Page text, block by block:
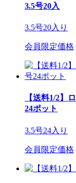
3.5号20入
3.5号20入り
会員限定価格
【送料1/2】
24ポット
3.5号24入り
会員限定価格